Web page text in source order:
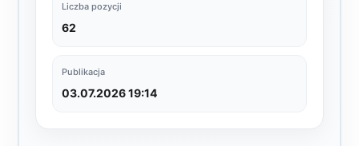
Liczba pozycji
62
Publikacja
03.07.2026 19:14